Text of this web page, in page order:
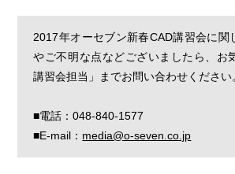
当社は、すべての役員・従業員に対し、
性を理解し、お客様の個人情報を適切に
啓発を行います。
８．個人情報の開示・訂正などへの対応
望される場合、お申し出いただいたお客
とを確認させていただいた上で、合理的
2017年オーセブン新春CAD講習会に関
やご不明な点などございましたら、お
講習会担当」までお問い合わせください
■電話：048-840-1577
■E-mail： media@o-seven.co.jp